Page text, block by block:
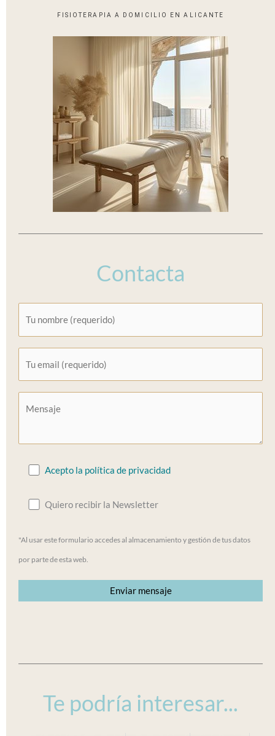
FISIOTERAPIA A DOMICILIO EN ALICANTE
Contacta
Acepto la política de privacidad
Quiero recibir la Newsletter
"Al usar este formulario accedes al almacenamiento y gestión de tus datos
por parte de esta web.
Te podría interesar...